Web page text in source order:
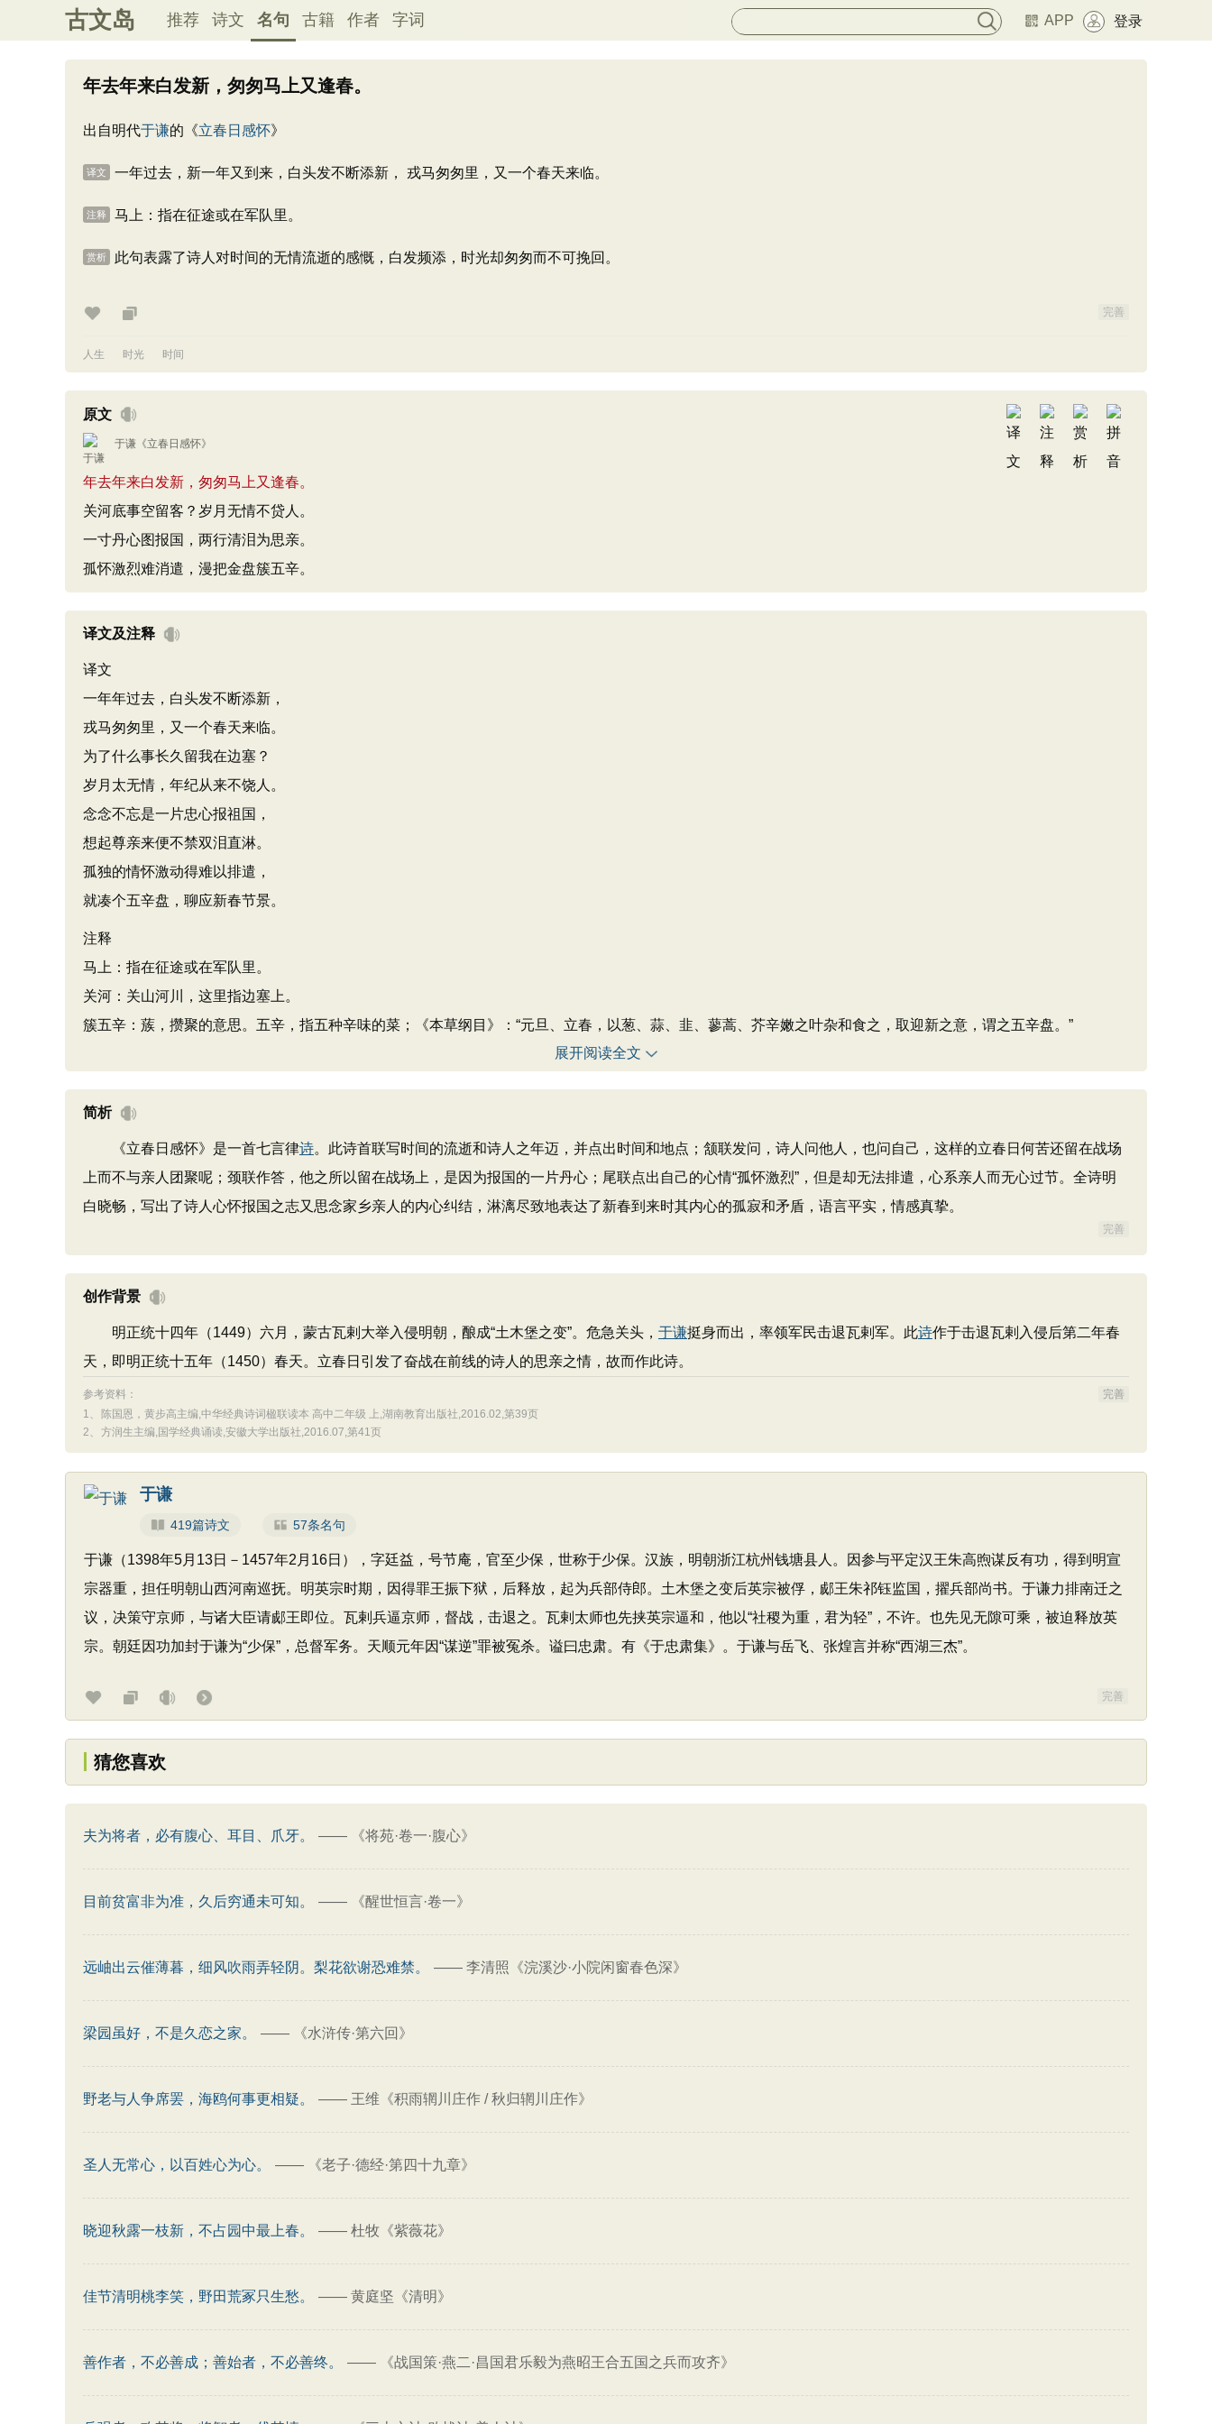
古文岛 推荐 诗文 名句 古籍 作者 字词 APP 登录
年去年来白发新，匆匆马上又逢春。
出自明代于谦的《立春日感怀》
译文 一年过去，新一年又到来，白头发不断添新， 戎马匆匆里，又一个春天来临。
注释 马上：指在征途或在军队里。
赏析 此句表露了诗人对时间的无情流逝的感慨，白发频添，时光却匆匆而不可挽回。
完善
人生 时光 时间
原文
于谦 《立春日感怀》
年去年来白发新，匆匆马上又逢春。
关河底事空留客？岁月无情不贷人。
一寸丹心图报国，两行清泪为思亲。
孤怀激烈难消遣，漫把金盘簇五辛。
译文及注释
译文
一年年过去，白头发不断添新，
戎马匆匆里，又一个春天来临。
为了什么事长久留我在边塞？
岁月太无情，年纪从来不饶人。
念念不忘是一片忠心报祖国，
想起尊亲来便不禁双泪直淋。
孤独的情怀激动得难以排遣，
就凑个五辛盘，聊应新春节景。
注释
马上：指在征途或在军队里。
关河：关山河川，这里指边塞上。
簇五辛：蔟，攒聚的意思。五辛，指五种辛味的菜；《本草纲目》：“元旦、立春，以葱、蒜、韭、蓼蒿、芥辛嫩之叶杂和食之，取迎新之意，谓之五辛盘。”
展开阅读全文
简析
《立春日感怀》是一首七言律诗。此诗首联写时间的流逝和诗人之年迈，并点出时间和地点；颔联发问，诗人问他人，也问自己，这样的立春日何苦还留在战场
上而不与亲人团聚呢；颈联作答，他之所以留在战场上，是因为报国的一片丹心；尾联点出自己的心情“孤怀激烈”，但是却无法排遣，心系亲人而无心过节。全诗明
白晓畅，写出了诗人心怀报国之志又思念家乡亲人的内心纠结，淋漓尽致地表达了新春到来时其内心的孤寂和矛盾，语言平实，情感真挚。
完善
创作背景
明正统十四年（1449）六月，蒙古瓦剌大举入侵明朝，酿成“土木堡之变”。危急关头， 于谦挺身而出，率领军民击退瓦剌军。此诗作于击退瓦剌入侵后第二年春
天，即明正统十五年（1450）春天。立春日引发了奋战在前线的诗人的思亲之情，故而作此诗。
参考资料：
完善
1、
陈国恩，黄步高主编,中华经典诗词楹联读本 高中二年级 上,湖南教育出版社,2016.02,第39页
2、
方润生主编,国学经典诵读,安徽大学出版社,2016.07,第41页
于谦
419篇诗文 57条名句
于谦（1398年5月13日－1457年2月16日），字廷益，号节庵，官至少保，世称于少保。汉族，明朝浙江杭州钱塘县人。因参与平定汉王朱高煦谋反有功，得到明宣
宗器重，担任明朝山西河南巡抚。明英宗时期，因得罪王振下狱，后释放，起为兵部侍郎。土木堡之变后英宗被俘，郕王朱祁钰监国，擢兵部尚书。于谦力排南迁之
议，决策守京师，与诸大臣请郕王即位。瓦剌兵逼京师，督战，击退之。瓦剌太师也先挟英宗逼和，他以“社稷为重，君为轻”，不许。也先见无隙可乘，被迫释放英
宗。朝廷因功加封于谦为“少保”，总督军务。天顺元年因“谋逆”罪被冤杀。谥曰忠肃。有《于忠肃集》。于谦与岳飞、张煌言并称“西湖三杰”。
完善
猜您喜欢
夫为将者，必有腹心、耳目、爪牙。 —— 《将苑·卷一·腹心》
目前贫富非为准，久后穷通未可知。 —— 《醒世恒言·卷一》
远岫出云催薄暮，细风吹雨弄轻阴。梨花欲谢恐难禁。 —— 李清照《浣溪沙·小院闲窗春色深》
梁园虽好，不是久恋之家。 —— 《水浒传·第六回》
野老与人争席罢，海鸥何事更相疑。 —— 王维《积雨辋川庄作 / 秋归辋川庄作》
圣人无常心，以百姓心为心。 —— 《老子·德经·第四十九章》
晓迎秋露一枝新，不占园中最上春。 —— 杜牧《紫薇花》
佳节清明桃李笑，野田荒冢只生愁。 —— 黄庭坚《清明》
善作者，不必善成；善始者，不必善终。 —— 《战国策·燕二·昌国君乐毅为燕昭王合五国之兵而攻齐》